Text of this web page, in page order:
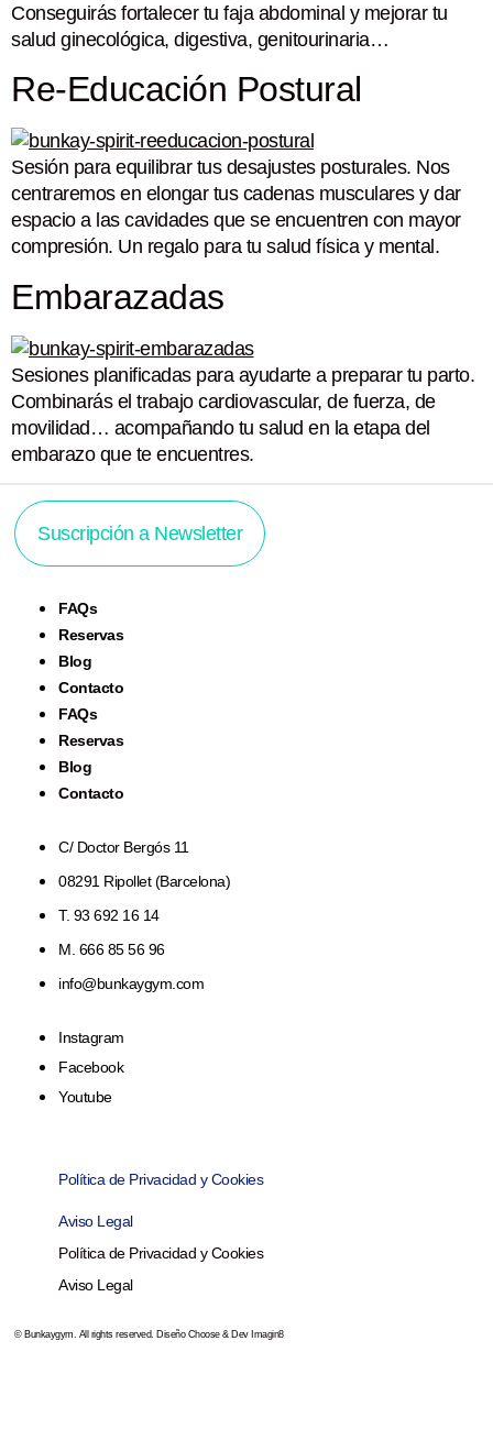
Conseguirás fortalecer tu faja abdominal y mejorar tu
salud ginecológica, digestiva, genitourinaria…
Re-Educación Postural
Sesión para equilibrar tus desajustes posturales. Nos
centraremos en elongar tus cadenas musculares y dar
espacio a las cavidades que se encuentren con mayor
compresión. Un regalo para tu salud física y mental.
Embarazadas
Sesiones planificadas para ayudarte a preparar tu parto.
Combinarás el trabajo cardiovascular, de fuerza, de
movilidad… acompañando tu salud en la etapa del
embarazo que te encuentres.
Suscripción a Newsletter
FAQs
Reservas
Blog
Contacto
FAQs
Reservas
Blog
Contacto
C/ Doctor Bergós 11
08291 Ripollet (Barcelona)
T. 93 692 16 14
M. 666 85 56 96
info@bunkaygym.com
Instagram
Facebook
Youtube
Política de Privacidad y Cookies
Aviso Legal
Política de Privacidad y Cookies
Aviso Legal
© Bunkaygym. All rights reserved. Diseño Choose & Dev Imagin8